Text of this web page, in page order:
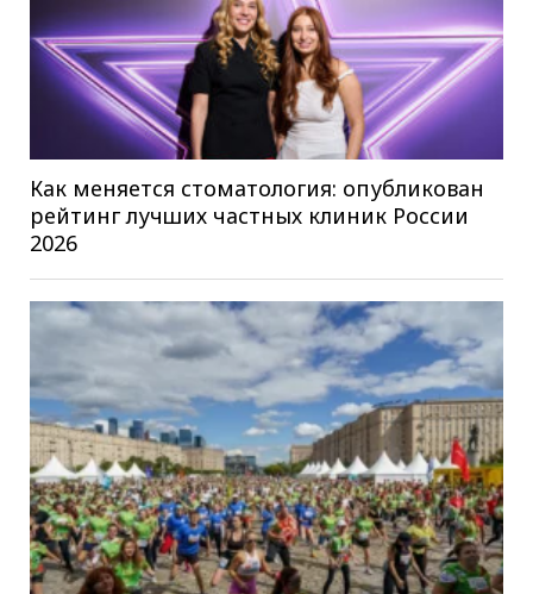
Как меняется стоматология: опубликован
рейтинг лучших частных клиник России
2026